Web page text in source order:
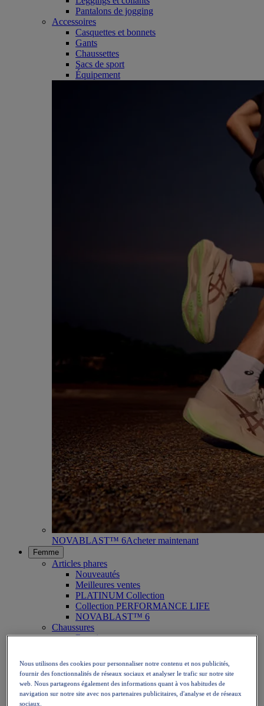
Pantalons de jogging
Accessoires
Casquettes et bonnets
Gants
Chaussettes
Sacs de sport
Équipement
NOVABLAST™ 6Acheter maintenant
Femme
Articles phares
Nouveautés
Meilleures ventes
PLATINUM Collection
Collection PERFORMANCE LIFE
NOVABLAST™ 6
Chaussures
Running
Tennis
Volley
Handball
Padel
Nous utilisons des cookies pour personnaliser notre contenu et nos publicités,
fournir des fonctionnalités de réseaux sociaux et analyser le trafic sur notre site
web. Nous partageons également des informations quant à vos habitudes de
navigation sur notre site avec nos partenaires publicitaires, d'analyse et de réseaux
sociaux.